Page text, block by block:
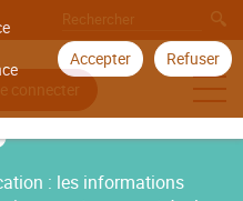
Accepter Refuser
connecter
: les informations